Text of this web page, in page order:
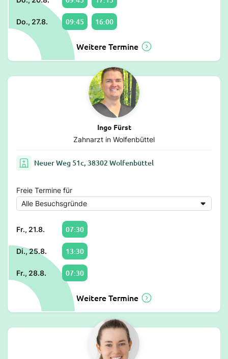
Do., 27.8. 09:45 16:00
Weitere Termine
Ingo Fürst
Zahnarzt in Wolfenbüttel
Neuer Weg 51c, 38302 Wolfenbüttel
Freie Termine für
Fr., 21.8. 07:30
Di., 25.8. 13:30
Fr., 28.8. 07:30
Weitere Termine